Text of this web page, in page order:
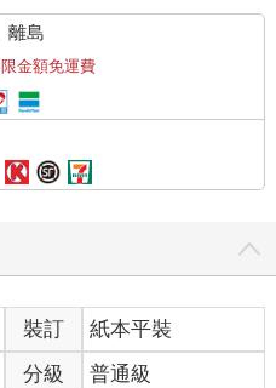
離島
金額免運費
裝訂
紙本平裝
分級 普通級